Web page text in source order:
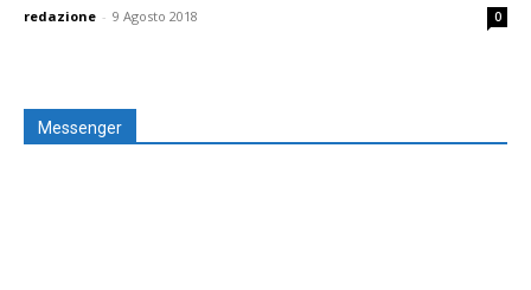
redazione - 9 Agosto 2018 0
Messenger